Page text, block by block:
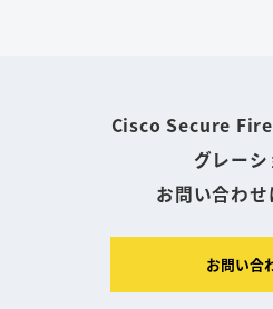
Cisco Secure
グレーシ
お問い合わせ
お問い合